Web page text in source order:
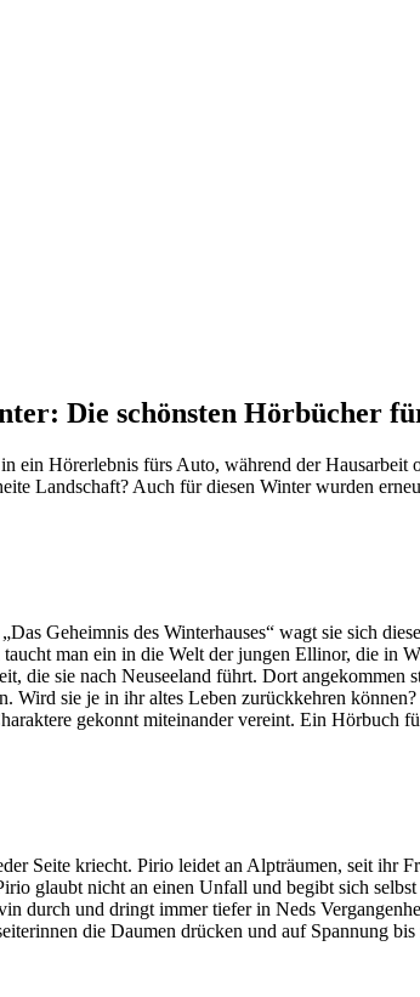
Die schönsten Hörbücher
ein Hörerlebnis fürs Auto, während der
Landschaft? Auch für diesen Winter wurden
Geheimnis des Winterhauses“ wagt sie sich
man ein in die Welt der jungen Ellinor, die in
die sie nach Neuseeland führt. Dort angekommen
sie je in ihr altes Leben zurückkehren
gekonnt miteinander vereint. Ein Hörbuch
Seite kriecht. Pirio leidet an Alpträumen, seit ihr
glaubt nicht an einen Unfall und begibt sich
durch und dringt immer tiefer in Neds
die Daumen drücken und auf Spannung bis